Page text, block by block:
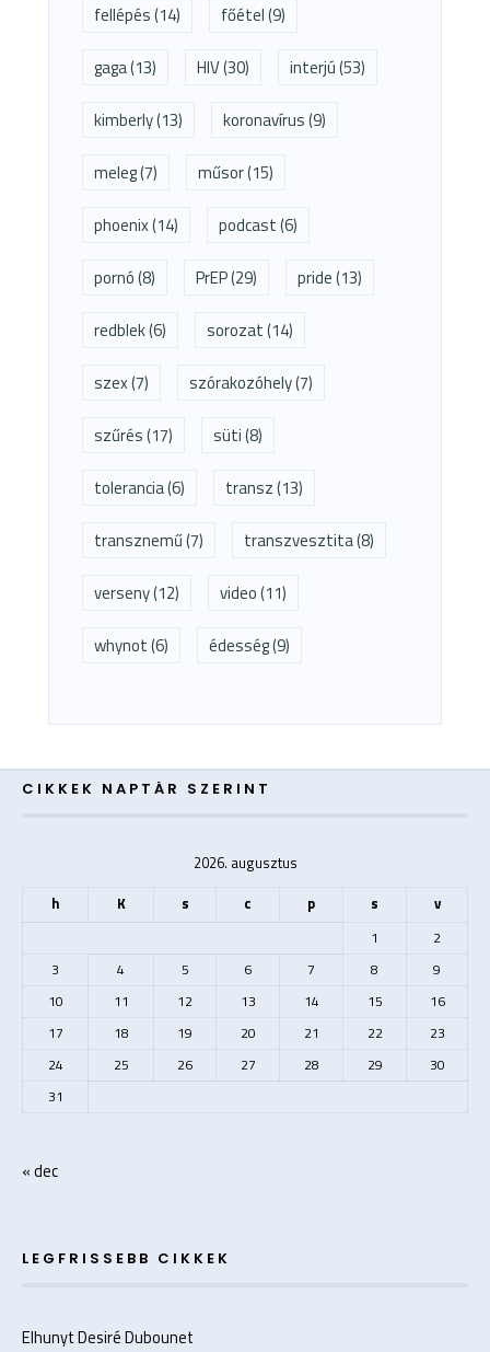
fellépés(14) főétel(9)
gaga(13) HIV(30) interjú(53)
kimberly(13) koronavírus(9)
meleg(7) műsor(15)
phoenix(14) podcast(6)
pornó(8) PrEP(29) pride(13)
redblek(6) sorozat(14)
szex(7) szórakozóhely(7)
szűrés(17) süti(8)
tolerancia(6) transz(13)
transznemű(7) transzvesztita(8)
verseny(12) video(11)
whynot(6) édesség(9)
CIKKEK NAPTÁR SZERINT
2026. augusztus
h
K s c p s v
1
2
3
4 5 6 7 8
9
10
11 12 13 14 15
16
17
18 19 20 21 22
23
24
25 26 27 28 29
30
31
« dec
LEGFRISSEBB CIKKEK
Elhunyt Desiré Dubounet